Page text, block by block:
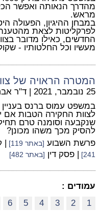
מהדרך הנאותה ואפשר
מראש.
במבחן ההיגיון, הפעולה
לפרקליטות לצאת
החדשים, כאילו מדובר
מעשיו וכל החלטותיו -
המטרה הראויה של
25 נובמבר, 2021 | ד"ר
במשפט עמוס ברנס
לצוות החקירה הטבות אם
שנקבעה וסומנה טרם
להסיק מכך משהו מכונן?
פרשת השבוע [באתר 119] |
241]
| פסק דין [באתר 482]
עמודים :
1
2
3
4
5
6